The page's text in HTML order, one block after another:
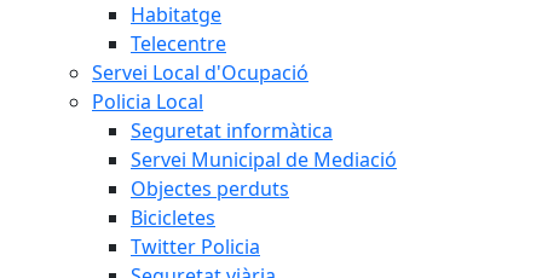
Habitatge
Telecentre
Servei Local d'Ocupació
Policia Local
Seguretat informàtica
Servei Municipal de Mediació
Objectes perduts
Bicicletes
Twitter Policia